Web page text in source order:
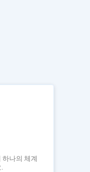
하나의 체계